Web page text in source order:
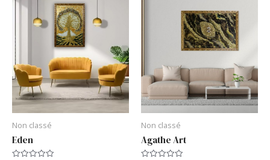
Non classé
Eden
Non classé
Agathe Art